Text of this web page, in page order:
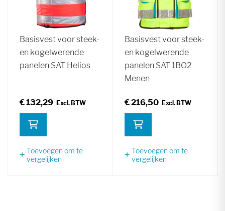
Basisvest voor steek-
en kogelwerende
panelen SAT Helios
€ 132,29
Toevoegen om te
vergelijken
Basisvest voor steek-
en kogelwerende
panelen SAT 1BO2
Menen
€ 216,50
Toevoegen om te
vergelijken